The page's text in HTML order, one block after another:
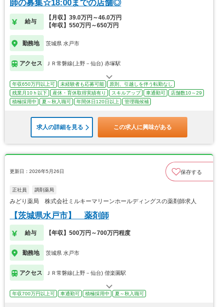
師の募集☆18:00までの店舗◎
給与
【月収】39.0万円～46.0万円
【年収】550万円～650万円
勤務地 茨城県 水戸市
アクセス ＪＲ常磐線(上野－仙台) 赤塚駅
年収650万円以上可 未経験者も応募可能
原則、引越しを伴う転勤なし
残業月10ｈ以下
産休・育休取得実績有り スキルアップ 車通勤可
店舗数10～29
積極採用中
夏～秋入職可 年間休日120日以上 管理職候補
求人の詳細を見る この求人に興味がある
更新日：2026年5月26日 保存する
正社員 調剤薬局
みどり薬局 株式会社ミルキーマリーンホールディングスの薬剤師求人
【茨城県水戸市】 薬剤師
給与 【年収】500万円～700万円程度
勤務地 茨城県 水戸市
アクセス ＪＲ常磐線(上野－仙台) 偕楽園駅
年収700万円以上可 車通勤可 積極採用中 夏～秋入職可